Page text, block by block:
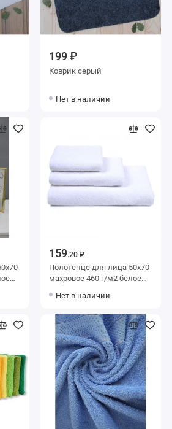
199 ₽
Коврик серый
Нет в наличии
159.20 ₽
Полотенце для лица 50х70
махровое 460 г/м2 белое
мануфактура Da bagno
Нет в наличии